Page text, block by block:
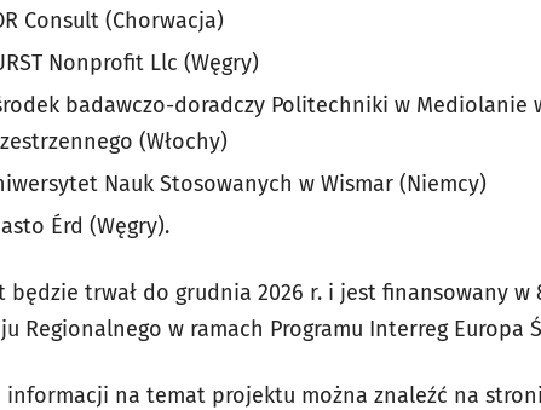
Consult (Chorwacja)
Nonprofit Llc (Węgry)
badawczo-doradczy Politechniki w Mediolanie
(Włochy)
Nauk Stosowanych w Wismar (Niemcy)
Érd (Węgry).
będzie trwał do grudnia 2026 r. i jest finansowany w
Regionalnego w ramach Programu Interreg Europa
informacji na temat projektu można znaleźć na